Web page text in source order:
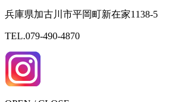
兵庫県加古川市平岡町新在家1138-5
TEL.079-490-4870